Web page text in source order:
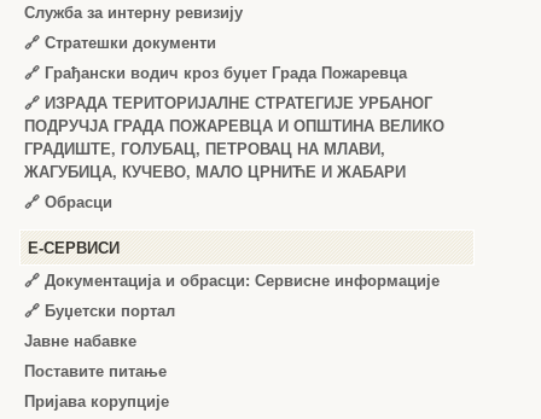
Служба за интерну ревизију
🔗 Стратешки документи
🔗 Грађански водич кроз буџет Града Пожаревца
🔗 ИЗРАДА ТЕРИТОРИЈАЛНЕ СТРАТЕГИЈЕ УРБАНОГ
ПОДРУЧЈА ГРАДА ПОЖАРЕВЦА И ОПШТИНА ВЕЛИКО
ГРАДИШТЕ, ГОЛУБАЦ, ПЕТРОВАЦ НА МЛАВИ,
ЖАГУБИЦА, КУЧЕВО, МАЛО ЦРНИЋЕ И ЖАБАРИ
🔗 Обрасци
Е-СЕРВИСИ
🔗 Документација и обрасци: Сервисне информације
🔗 Буџетски портал
Јавне набавке
Поставите питање
Пријава корупције